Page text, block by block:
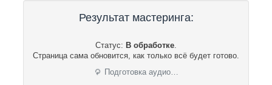
Результат мастеринга:
Статус: В обработке.
Страница сама обновится, как только всё будет готово.
⟳ Подготовка аудио…